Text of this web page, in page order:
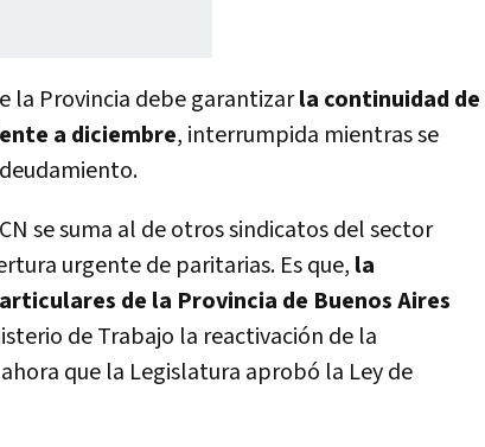
la Provincia debe garantizarla continuidad de
a diciembre, interrumpida mientras se
se suma al de otros sindicatos del sector
urgente de paritarias. Es que, la
de la Provincia de Buenos Aires
de Trabajo la reactivación de la
que la Legislatura aprobó la Ley de